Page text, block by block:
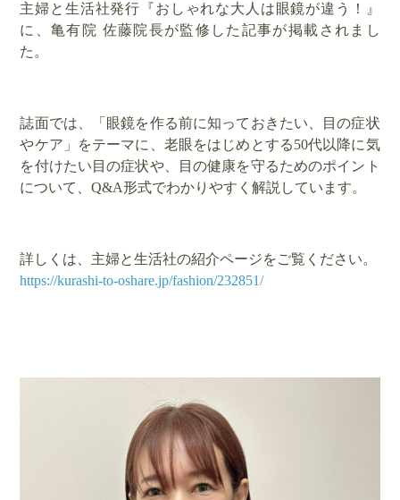
主婦と生活社発行『おしゃれな大人は眼鏡が違う！』
に、亀有院 佐藤院長が監修した記事が掲載されまし
た。
誌面では、「眼鏡を作る前に知っておきたい、目の症状
やケア」をテーマに、老眼をはじめとする50代以降に気
を付けたい目の症状や、目の健康を守るためのポイント
について、Q&A形式でわかりやすく解説しています。
詳しくは、主婦と生活社の紹介ページをご覧ください。
https://kurashi-to-oshare.jp/fashion/232851/